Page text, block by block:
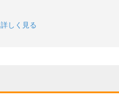
詳しく見る